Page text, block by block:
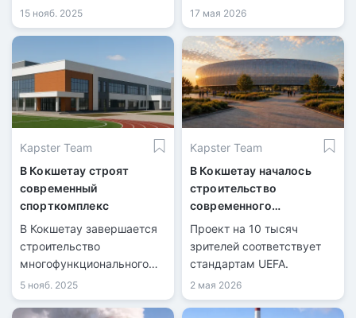
15 нояб. 2025
2028 году.
17 мая 2026
Kapster Team
В Кокшетау строят
современный
спорткомплекс
В Кокшетау завершается
строительство
многофункционального
спортивно-культурного
комплекса.
5 нояб. 2025
Kapster Team
В Кокшетау началось
строительство
современного
футбольного стадиона
Проект на 10 тысяч
зрителей соответствует
стандартам UEFA.
2 мая 2026